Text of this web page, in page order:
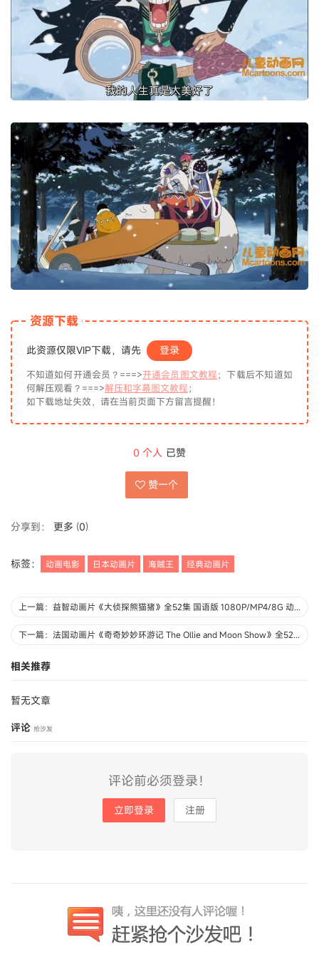
资源下载
此资源仅限VIP下载，请先 登录
不知道如何开通会员？===>开通会员图文教程；下载后不知道如
何解压观看？===>解压和字幕图文教程；
如下载地址失效，请在当前页面下方留言提醒！
0 个人 已赞
赞一个
分享到： 更多 (0)
标签： 动画电影 日本动画片 海贼王 经典动画片
上一篇：益智动画片《大侦探熊猫猪》全52集 国语版 1080P/MP4/8G 动画片大侦探熊猫猪下载
下一篇：法国动画片《奇奇妙妙环游记 The Ollie and Moon Show》全52集 国语版52集+英语版52集 1080P/MP4/14.2G 动画片奇奇妙妙环游记下载
相关推荐
暂无文章
评论 抢沙发
评论前必须登录！
立即登录 注册